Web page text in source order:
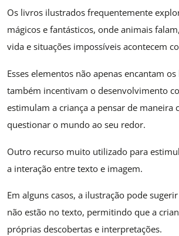
Os livros ilustrados frequentemente
mágicos e fantásticos, onde animais
vida e situações impossíveis acontecem
Esses elementos não apenas encantam
também incentivam o desenvolvimento
estimulam a criança a pensar de maneira
questionar o mundo ao seu redor.
Outro recurso muito utilizado para
a interação entre texto e imagem.
Em alguns casos, a ilustração pode
não estão no texto, permitindo que a
próprias descobertas e interpretações.